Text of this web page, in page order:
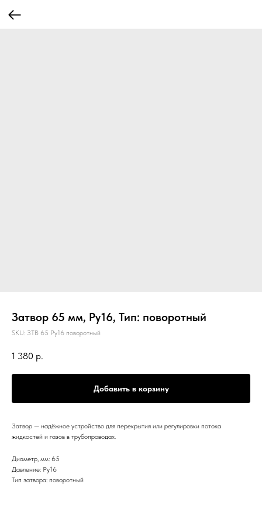
Затвор 65 мм, Ру16, Тип: поворотный
SKU: ЗТВ 65 Ру16 поворотный
1 380 р.
Добавить в корзину
Затвор — надёжное устройство для перекрытия или регулировки потока
жидкостей и газов в трубопроводах.
Диаметр, мм: 65
Давление: Ру16
Тип затвора: поворотный